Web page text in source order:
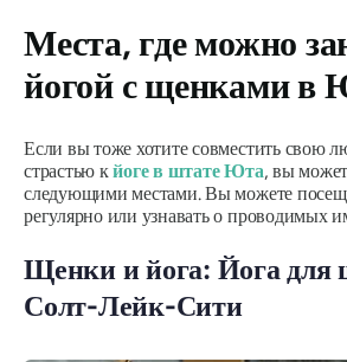
Места, где можно
йогой с щенками в
Если вы тоже хотите совместить свою
страстью кйоге в штате Юта, вы
следующими местами. Вы можете
регулярно или узнавать о проводимых
Щенки и йога: Йога для
Солт-Лейк-Сити